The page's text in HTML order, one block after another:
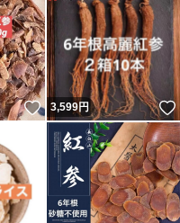
いいね！
3,599円